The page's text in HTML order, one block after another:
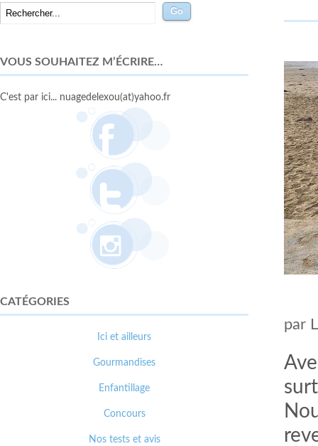
par
VOUS SOUHAITEZ M’ÉCRIRE…
C'est par ici... nuagedelexou(at)yahoo.fr
CATÉGORIES
Ici et ailleurs
Gourmandises
Enfantillage
Concours
Nos tests et avis